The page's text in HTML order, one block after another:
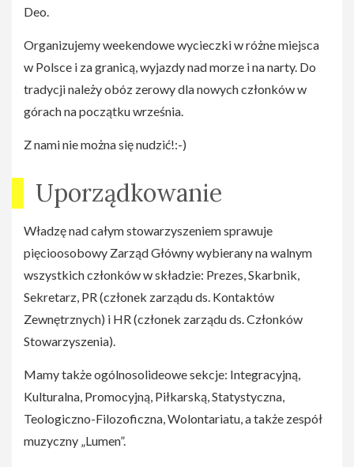
Deo.
Organizujemy weekendowe wycieczki w różne miejsca
w Polsce i za granicą, wyjazdy nad morze i na narty. Do
tradycji należy obóz zerowy dla nowych członków w
górach na początku września.
Z nami nie można się nudzić!:-)
Uporządkowanie
Władzę nad całym stowarzyszeniem sprawuje
pięcioosobowy Zarząd Główny wybierany na walnym
wszystkich członków w składzie: Prezes, Skarbnik,
Sekretarz, PR (członek zarządu ds. Kontaktów
Zewnętrznych) i HR (członek zarządu ds. Członków
Stowarzyszenia).
Mamy także ogólnosolideowe sekcje: Integracyjną,
Kulturalna, Promocyjną, Piłkarską, Statystyczna,
Teologiczno-Filozoficzna, Wolontariatu, a także zespół
muzyczny „Lumen”.